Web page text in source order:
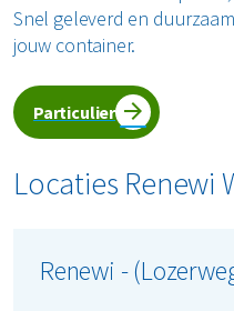
Snel geleverd en
jouw container.
Particulier
Locaties Renewi
Renewi -